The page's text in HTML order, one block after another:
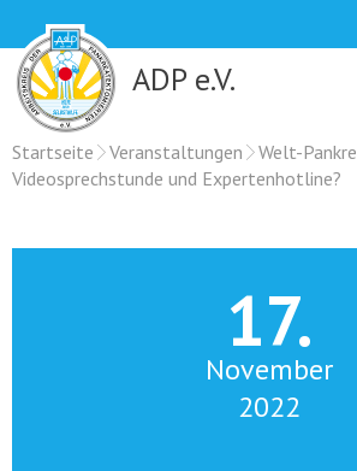
content
ADP e.V.
Startseite Veranstaltungen
Welt-
Videosprechstunde und Expertenhotline?
17.
November
2022